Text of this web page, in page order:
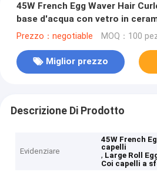
45W French Egg Waver Hair
base d'acqua con vetro in
rotolamento Ion negativi
Prezzo：negotiable MOQ：100
Miglior prezzo
Descrizione Di Prodotto
Evidenziare
45W French
capelli
, Large Roll
Coi capelli a